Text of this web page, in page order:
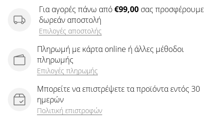
όλων των
άρθρων
Για αγορές πάνω από€99,00 σας προσφέρουμε
δωρεάν αποστολή
Επιλογές αποστολής
Πληρωμή με κάρτα online ή άλλες μέθοδοι
πληρωμής
Επιλογές πληρωμής
Μπορείτε να επιστρέψετε τα προϊόντα εντός 30
ημερών
Πολιτική επιστροφών